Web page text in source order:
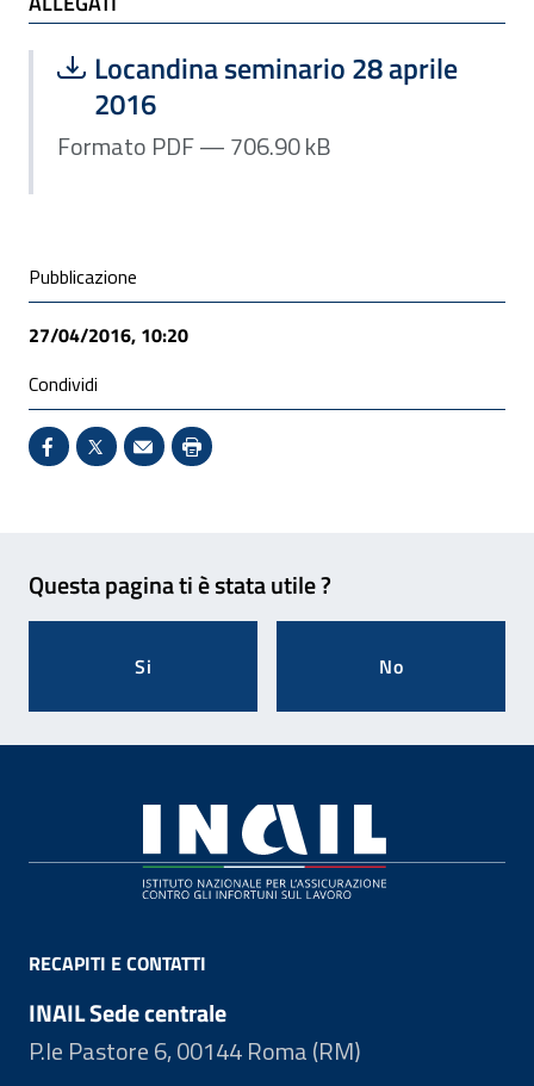
Scarica file:
Locandina seminario 28 aprile
2016
Formato PDF — Dimensione 706.90 kB
Formato PDF — 706.90 kB
Condivisione social
Pubblicazione
27/04/2016, 10:20
Condividi
Condividi su Facebook - Sito esterno - Apertura in
X - Sito esterno - Apertura in nuova finestra
Invio Mail: apre il programma di posta
Stampa pagina: scelta meno
Questa pagina ti è stata utile ?
Si No
RECAPITI E CONTATTI
INAIL Sede centrale
P.le Pastore 6, 00144 Roma (RM)